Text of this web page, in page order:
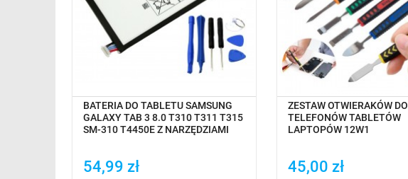
BATERIA DO TABLETU SAMSUNG
GALAXY TAB 3 8.0 T310 T311 T315
SM-310 T4450E Z NARZĘDZIAMI
54,99 zł
OCZEKIWANIE NA DOSTAWĘ
Dodaj do porówania
ZESTAW OTWIERAKÓW DO
TELEFONÓW TABLETÓW
LAPTOPÓW 12W1
45,00 zł
NA MAGAZYNIE
Dodaj do porówania